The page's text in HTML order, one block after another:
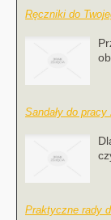
Ręczniki do
Sandały do
Praktyczne rady